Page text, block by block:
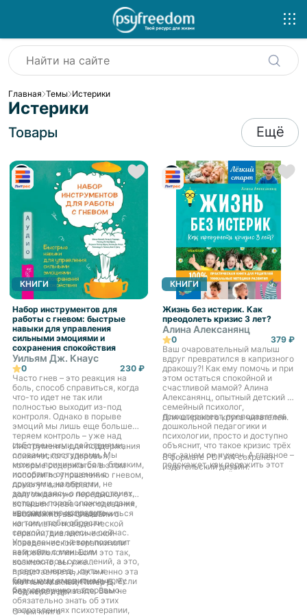
Главная Темы Истерики
Истерики
Товары Ещё
КНИГИ
Набор инструментов для
работы с гневом: быстрые
навыки для управления
сильными эмоциями и
сохранения спокойствия
Уильям Дж. Кнаус
0
230 ₽
Часто гнев – это реакция на
боль, способ справиться, когда
что-то идет не так или
полностью выходит из-под
контроля. Однако в порыве
эмоций мы лишь еще больше
теряем контроль – уже над
собственными действиями,
словами, поступками. Мы
можем причинить боль близким,
испортить отношения с
друзьями, коллегами, не
задумываясь о последствиях,
которые порой сложно и даже
невозможно исправить…
Инструменты для поддержания
психического здоровья,
которые содержатся в этом
пособии по управлению гневом,
помогут вам обрести
долгожданную передышку от
вспышек гнева и негодования,
вы сможете сосредоточиться
на том, чтобы обрести
спокойствие здесь и сейчас.
Управление гневом позволит
вам жить с меньшим
количеством сожалений, а это,
в свою очередь, путь к
большему эмоциональному
благополучию и здоровью.
«Возможно, вы слышали о
когнитивно-поведенческой
терапии, диалектической
поведенческой терапии или
нейробиологии. Если это так,
возможно, вы уже
представляете, как именно эта
книга может вам помочь. Если
нет, не переживайте. Вам не
обязательно знать об этих
направлениях психотерапии,
Мэттью Маккей, Питер Д.
Роджерс и др.
О чем книга
КНИГИ
Жизнь без истерик. Как
преодолеть кризис 3 лет?
Алина Алексанянц
0
379 ₽
Ваш очаровательный малыш
вдруг превратился в капризного
дракошу?! Как ему помочь и при
этом остаться спокойной и
счастливой мамой? Алина
Алексанянц, опытный детский и
семейный психолог,
психотерапевт, преподаватель
дошкольной педагогики и
психологии, просто и доступно
объяснит, что такое кризис трёх
лет, зачем он нужен. А главное –
подскажет, как пережить этот
период с пользой для вас и
Для широкого круга читателей.
В формате PDF A4 сохранён
издательский дизайн.